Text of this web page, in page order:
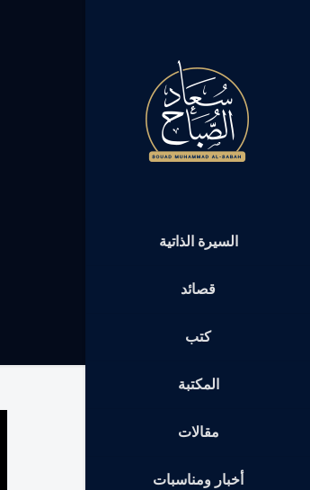
السيرة الذاتية
قصائد
كتب
المكتبة
مقالات
أخبار ومناسبات